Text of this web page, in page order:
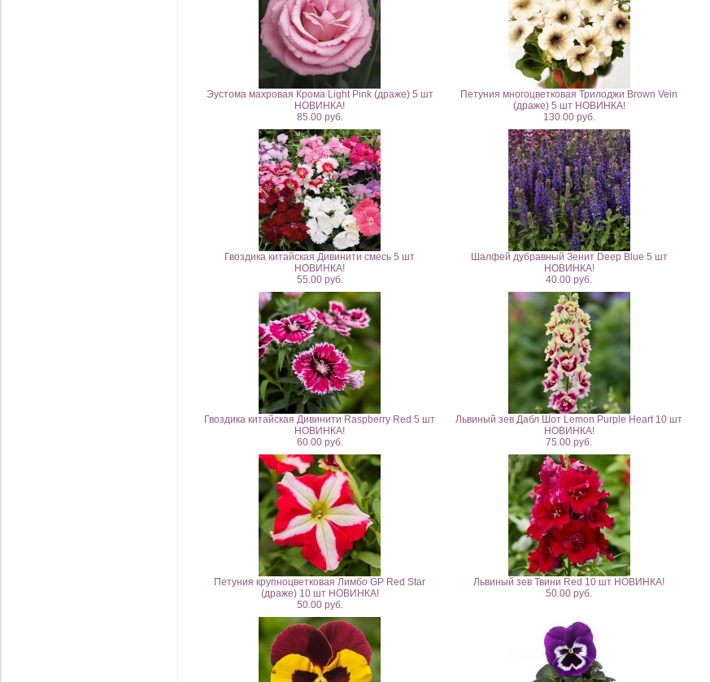
Эустома махровая Крома Light Pink (драже) 5 шт
НОВИНКА!
85.00 руб.
Петуния многоцветковая Трилоджи Brown Vein
(драже) 5 шт НОВИНКА!
130.00 руб.
Гвоздика китайская Дивинити смесь 5 шт
НОВИНКА!
55.00 руб.
Шалфей дубравный Зенит Deep Blue 5 шт
НОВИНКА!
40.00 руб.
Гвоздика китайская Дивинити Raspberry Red 5 шт
НОВИНКА!
60.00 руб.
Львиный зев Дабл Шот Lemon Purple Heart 10 шт
НОВИНКА!
75.00 руб.
Петуния крупноцветковая Лимбо GP Red Star
(драже) 10 шт НОВИНКА!
50.00 руб.
Львиный зев Твини Red 10 шт НОВИНКА!
50.00 руб.